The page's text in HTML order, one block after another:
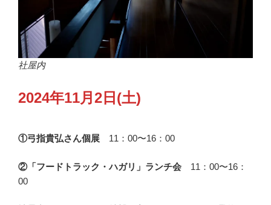
社屋内
2024年11月2日(土)
①弓指貴弘さん個展 11：00〜16：00
②「フードトラック・ハガリ」ランチ会 11：00〜16：
00